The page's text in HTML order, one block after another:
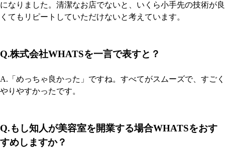
になりました。清潔なお店でないと、いくら小手先の技術が良
くてもリピートしていただけないと考えています。
Q.株式会社WHATSを一言で表すと？
A.「めっちゃ良かった」ですね。すべてがスムーズで、すごく
やりやすかったです。
Q.もし知人が美容室を開業する場合WHATSをおす
すめしますか？